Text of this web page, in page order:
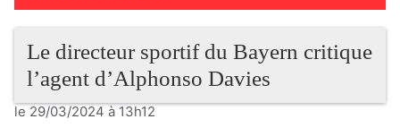
Le directeur sportif du Bayern critique
l’agent d’Alphonso Davies
le 29/03/2024 à 13h12